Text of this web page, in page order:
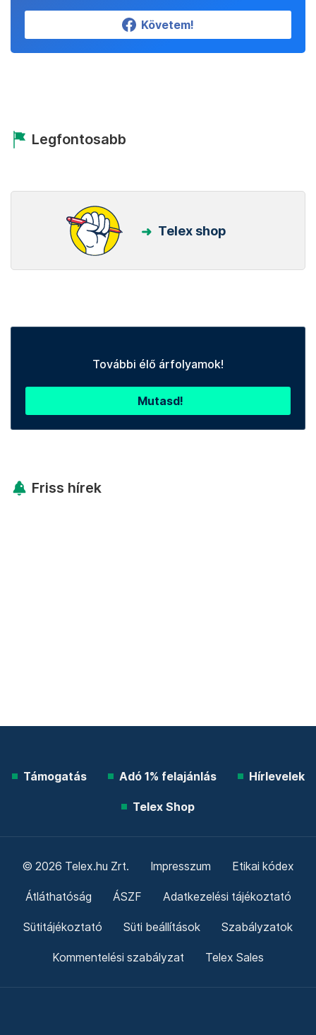
Követem!
Legfontosabb
Telex shop
További élő árfolyamok!
Mutasd!
Friss hírek
Támogatás Adó 1% felajánlás Hírlevelek
Telex Shop
© 2026 Telex.hu Zrt. Impresszum Etikai kódex
Átláthatóság ÁSZF Adatkezelési tájékoztató
Sütitájékoztató Süti beállítások Szabályzatok
Kommentelési szabályzat Telex Sales